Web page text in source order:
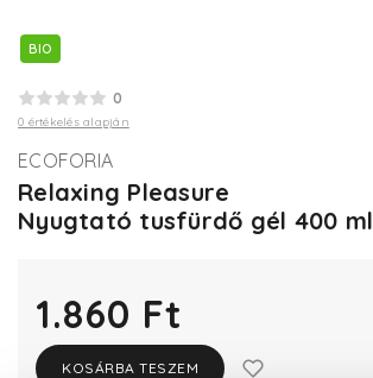
BIO
0
0 értékelés alapján
ECOFORIA
Relaxing Pleasure
Nyugtató tusfürdő gél 400 ml
1.860 Ft
KOSÁRBA TESZEM